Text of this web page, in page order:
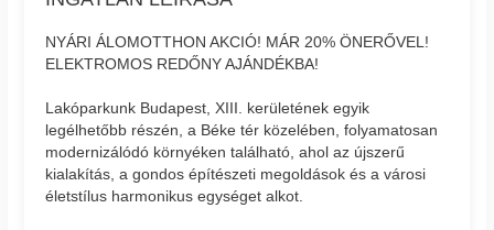
NYÁRI ÁLOMOTTHON AKCIÓ! MÁR 20% ÖNERŐVEL!
ELEKTROMOS REDŐNY AJÁNDÉKBA!
Lakóparkunk Budapest, XIII. kerületének egyik
legélhetőbb részén, a Béke tér közelében, folyamatosan
modernizálódó környéken található, ahol az újszerű
kialakítás, a gondos építészeti megoldások és a városi
életstílus harmonikus egységet alkot.